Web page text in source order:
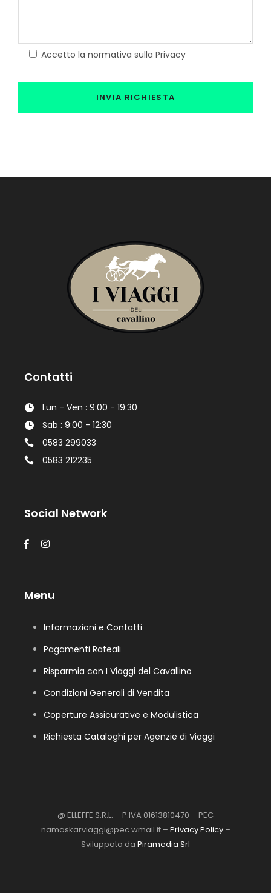
Accetto la normativa sulla Privacy
Contatti
Lun - Ven : 9:00 - 19:30
Sab : 9:00 - 12:30
0583 299033
0583 212235
Social Network
Menu
Informazioni e Contatti
Pagamenti Rateali
Risparmia con I Viaggi del Cavallino
Condizioni Generali di Vendita
Coperture Assicurative e Modulistica
Richiesta Cataloghi per Agenzie di Viaggi
@ ELLEFFE S.R.L. – P.IVA 01613810470 – PEC
namaskarviaggi@pec.wmail.it – Privacy Policy–
Sviluppato da Piramedia Srl